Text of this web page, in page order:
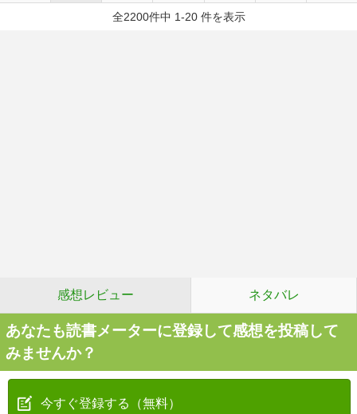
全2200件中 1-20 件を表示
感想レビュー ネタバレ
あなたも読書メーターに登録して感想を投稿して
みませんか？
今すぐ登録する（無料）